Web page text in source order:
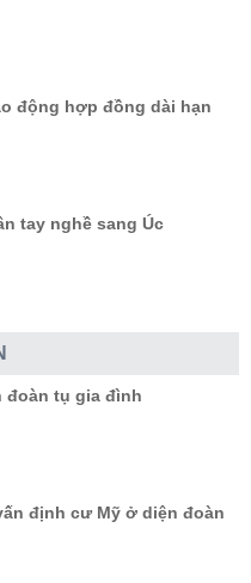
động hợp đồng dài hạn
tay nghề sang Úc
đoàn tụ gia đình
định cư Mỹ ở diện đoàn